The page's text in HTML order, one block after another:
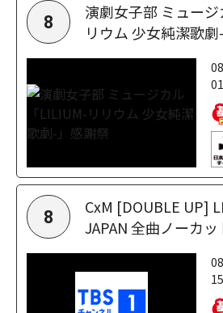
8
演劇女子部 ミュー
リウム 少女純潔歌
8
CxM [DOUBLE UP]
JAPAN 全曲ノーカッ